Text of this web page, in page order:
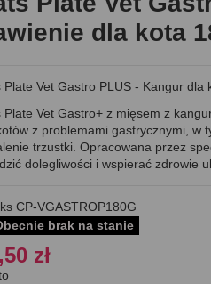
dla kota
Plate Vet Gastro PLUS - Kangur dla
Plate Vet Gastro+ z mięsem z
z problemami gastrycznymi, w
trzustki. Opracowana przez
dolegliwości i wspierać zdrowie
CP-VGASTROP180G
brak na stanie
zł